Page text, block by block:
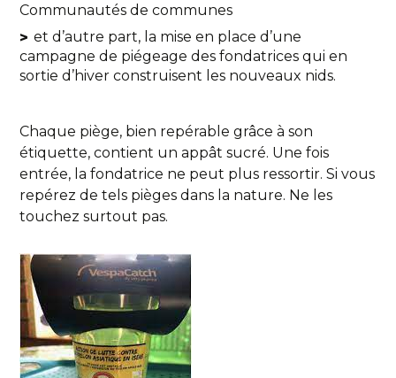
Communautés de communes
et d’autre part, la mise en place d’une
campagne de piégeage des fondatrices qui en
sortie d’hiver construisent les nouveaux nids.
Chaque piège, bien repérable grâce à son
étiquette, contient un appât sucré. Une fois
entrée, la fondatrice ne peut plus ressortir. Si vous
repérez de tels pièges dans la nature. Ne les
touchez surtout pas.